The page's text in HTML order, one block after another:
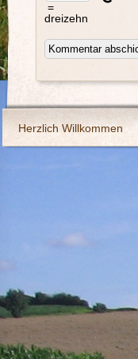
=
dreizehn
Herzlich Willkommen